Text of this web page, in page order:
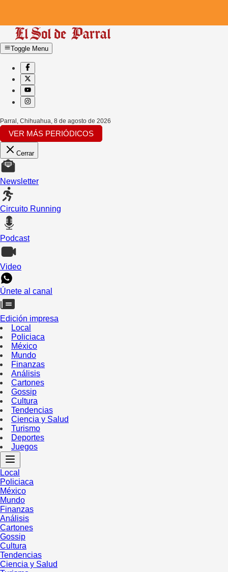
Toggle Menu
Parral, Chihuahua 8 de agosto de 2026
VER MÁS PERIÓDICOS
Cerrar
Newsletter
Circuito Running
Podcast
Video
Únete al canal
Edición impresa
Local
Policiaca
México
Mundo
Finanzas
Análisis
Cartones
Gossip
Cultura
Tendencias
Ciencia y Salud
Turismo
Deportes
Juegos
Local
Policiaca
México
Mundo
Finanzas
Análisis
Cartones
Gossip
Cultura
Tendencias
Ciencia y Salud